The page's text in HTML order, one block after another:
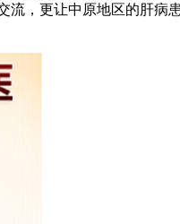
，更让中原地区的肝病